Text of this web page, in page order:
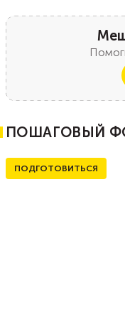
ПОШАГОВЫЙ
ПОДГОТОВИТЬСЯ